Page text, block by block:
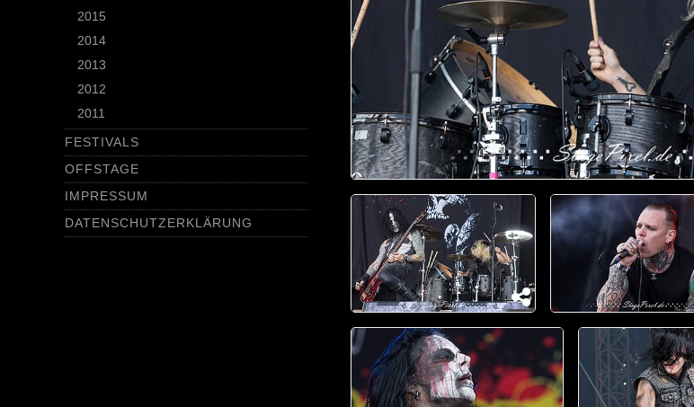
2015
2014
2013
2012
2011
FESTIVALS
OFFSTAGE
IMPRESSUM
DATENSCHUTZERKLÄRUNG